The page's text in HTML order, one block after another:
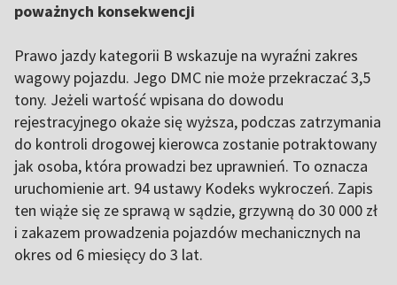
poważnych konsekwencji
Prawo jazdy kategorii B wskazuje na wyraźni zakres
wagowy pojazdu. Jego DMC nie może przekraczać 3,5
tony. Jeżeli wartość wpisana do dowodu
rejestracyjnego okaże się wyższa, podczas zatrzymania
do kontroli drogowej kierowca zostanie potraktowany
jak osoba, która prowadzi bez uprawnień. To oznacza
uruchomienie art. 94 ustawy Kodeks wykroczeń. Zapis
ten wiąże się ze sprawą w sądzie, grzywną do 30 000 zł
i zakazem prowadzenia pojazdów mechanicznych na
okres od 6 miesięcy do 3 lat.